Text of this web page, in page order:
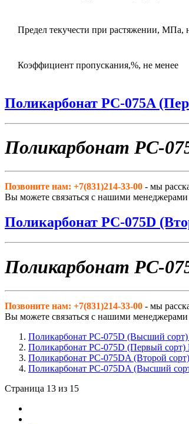
Предел текучести при растяжении, МПа,
Коэффициент пропускания,%, не менее
Поликарбонат РС-075A
Поликарбонат РС-
Позвоните нам: +7(831)214-33-00 - мы
Вы можете связаться с нашими
Поликарбонат РС-075D
Поликарбонат РС-
Позвоните нам: +7(831)214-33-00 - мы
Вы можете связаться с нашими
Поликарбонат РС-075D (Высший
Поликарбонат РС-075D (Первый сорт)
Поликарбонат РС-075DA (Второй
Поликарбонат РС-075DA (Высший
Страница 13 из 15